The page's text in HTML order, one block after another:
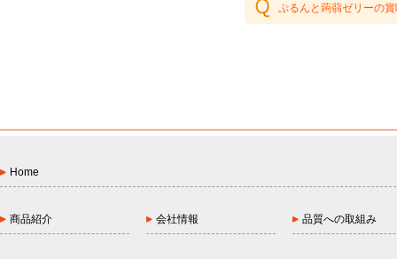
ぷるんと蒟蒻ゼリーの
Home
商品紹介 会社情報 品質への取組み